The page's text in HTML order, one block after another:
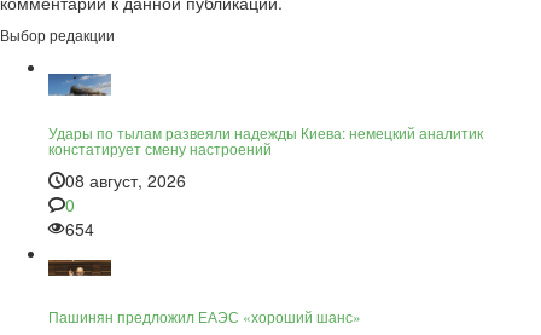
Выбор редакции
Удары по тылам развеяли надежды Киева: немецкий аналитик
констатирует смену настроений
08 август, 2026
0
654
Пашинян предложил ЕАЭС «хороший шанс»